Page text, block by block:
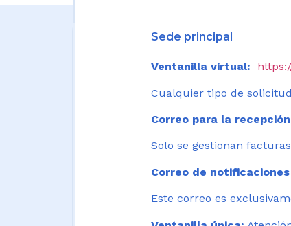
Sede principal
Ventanilla virtual:
Cualquier tipo de
Correo para la
Solo se gestionan
Correo de
Este correo es